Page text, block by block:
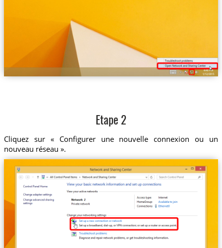
Etape 2
Cliquez sur « Configurer une nouvelle connexion ou un
nouveau réseau ».